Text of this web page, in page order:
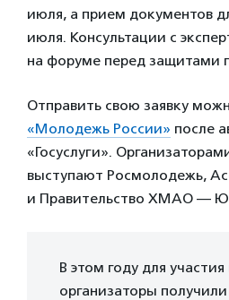
июля, а прием документов
июля. Консультации с
на форуме перед защитами
Отправить свою заявку
«Молодежь России» после
«Госуслуги».
выступают Росмолодежь,
и Правительство ХМАО —
В этом году для
организаторы